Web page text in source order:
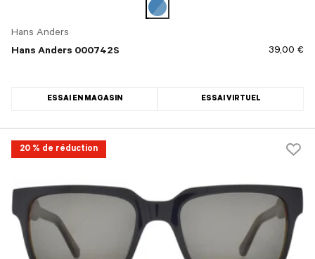
Hans Anders
Hans Anders 000742S
39,00 €
ESSAI EN MAGASIN ESSAI VIRTUEL
20 % de réduction